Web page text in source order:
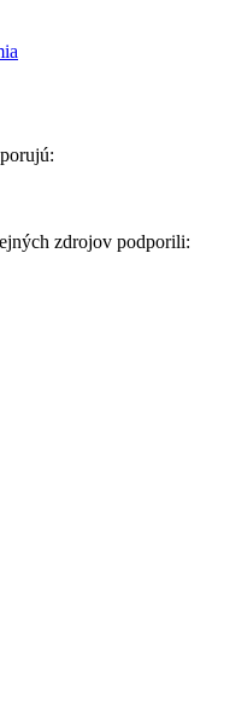
zdrojov podporili: